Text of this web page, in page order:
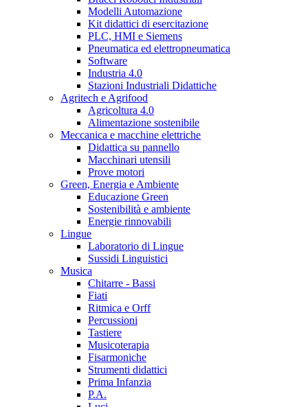
Modelli Automazione
Kit didattici di esercitazione
PLC, HMI e Siemens
Pneumatica ed elettropneumatica
Software
Industria 4.0
Stazioni Industriali Didattiche
Agritech e Agrifood
Agricoltura 4.0
Alimentazione sostenibile
Meccanica e macchine elettriche
Didattica su pannello
Macchinari utensili
Prove motori
Green, Energia e Ambiente
Educazione Green
Sostenibilità e ambiente
Energie rinnovabili
Lingue
Laboratorio di Lingue
Sussidi Linguistici
Musica
Chitarre - Bassi
Fiati
Ritmica e Orff
Percussioni
Tastiere
Musicoterapia
Fisarmoniche
Strumenti didattici
Prima Infanzia
P.A.